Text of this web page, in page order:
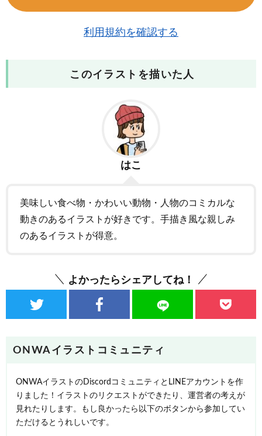
利用規約を確認する
このイラストを描いた人
はこ
美味しい食べ物・かわいい動物・人物のコミカルな
動きのあるイラストが好きです。手描き風な親しみ
のあるイラストが得意。
よかったらシェアしてね！
ONWAイラストコミュニティ
ONWAイラストのDiscordコミュニティとLINEアカウントを作
りました！イラストのリクエストができたり、運営者の考えが
見れたりします。もし良かったら以下のボタンから参加してい
ただけるとうれしいです。